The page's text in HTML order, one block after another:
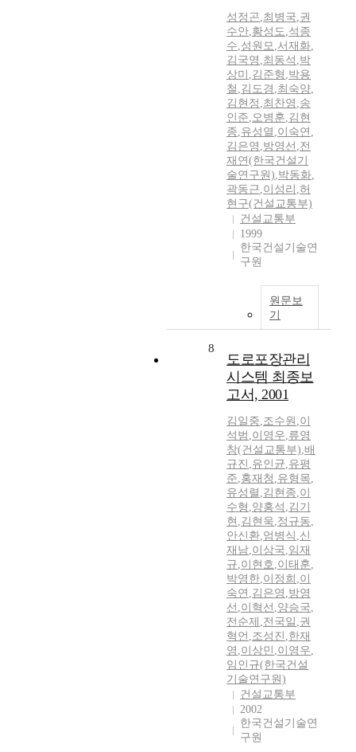
성정곤,최병국,권
수안,황성도,석종
수,성원모,서재화,
김국영 ,최동석 ,박
상미 ,김준형 ,박용
철 ,김도경 ,최숙양,
김현정 ,최찬영 ,송
인준,오병훈,김현
종,유성열 ,이숙연 ,
김은영 ,방영선 ,전
재연(한국건설기
술연구원),박동화,
곽동근,이성리 ,허
현구(건설교통부)
건설교통부
1999
한국건설기술연
구원
원문보
기
8
도로포장관리
시스템 최종보
고서, 2001
김일중,조수원 ,이
석범 ,이영우,류영
창(건설교통부),배
규진 ,유인균,유평
준,홍재청 ,유형목,
유성렬 ,김현종,이
수형 ,양홍석 ,김기
현 ,김현욱,정규동,
안신환,엄병식 ,신
재남,이상국,임재
규,이현호,이태훈,
박영한,이정희 ,이
숙연 ,김은영 ,방영
선 ,이혁선 ,양승국,
전순제 ,전국일 ,권
혁언 ,조성진 ,한재
영 ,이상민 ,이영우,
임인규(한국건설
기술연구원)
건설교통부
2002
한국건설기술연
구원